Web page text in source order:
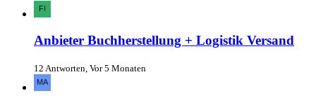
Anbieter Buchherstellung + Logistik Versand
12 Antworten, Vor 5 Monaten